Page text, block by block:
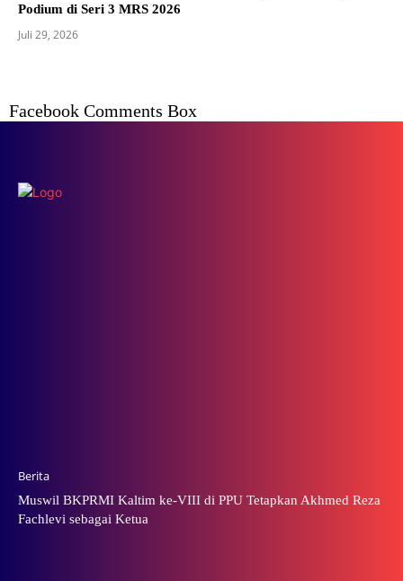
Podium di Seri 3 MRS 2026
Juli 29, 2026
Facebook Comments Box
Berita
Muswil BKPRMI Kaltim ke-VIII di PPU Tetapkan Akhmed Reza
Fachlevi sebagai Ketua